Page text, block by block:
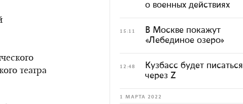
театра
о военных действиях
15:11
В Москве покажут
«Лебединое озеро»
12:48
Кузбасс будет писаться
через Z
1 МАРТА 2022